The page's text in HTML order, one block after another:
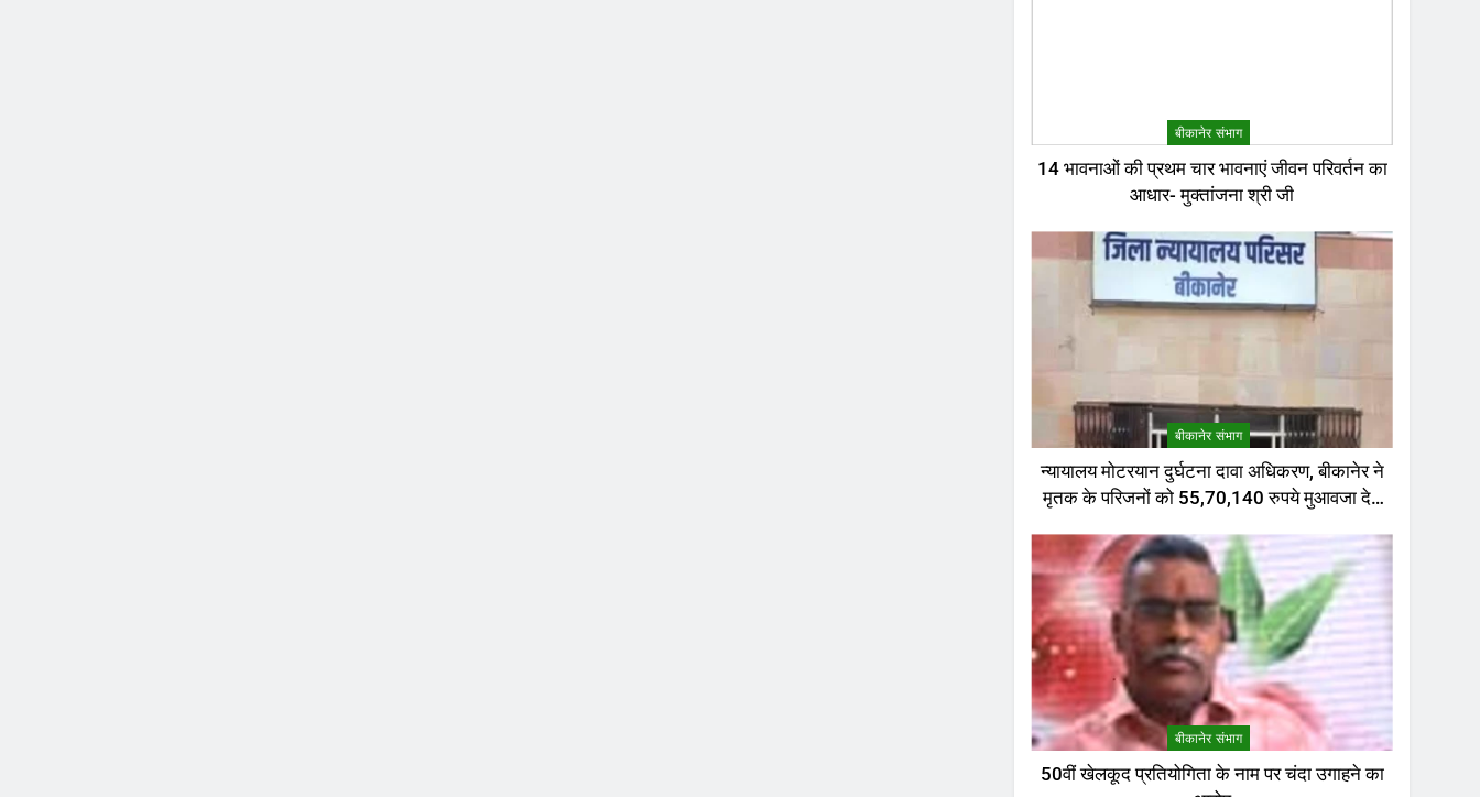
बीकानेर संभाग
14 भावनाओं की प्रथम चार भावनाएं जीवन परिवर्तन का
आधार- मुक्तांजना श्री जी
बीकानेर संभाग
न्यायालय मोटरयान दुर्घटना दावा अधिकरण, बीकानेर ने
मृतक के परिजनों को 55,70,140 रुपये मुआवजा देने
बीकानेर संभाग
50वीं खेलकूद प्रतियोगिता के नाम पर चंदा उगाहने का